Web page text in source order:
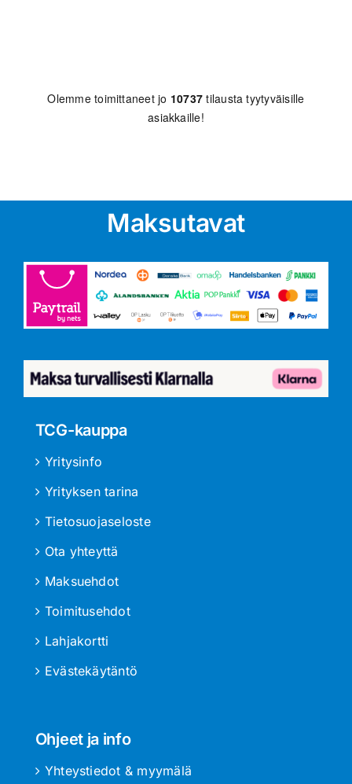
Olemme toimittaneet jo 10737 tilausta tyytyväisille
asiakkaille!
Maksutavat
TCG-kauppa
Yritysinfo
Yrityksen tarina
Tietosuojaseloste
Ota yhteyttä
Maksuehdot
Toimitusehdot
Lahjakortti
Evästekäytäntö
Ohjeet ja info
Yhteystiedot & myymälä